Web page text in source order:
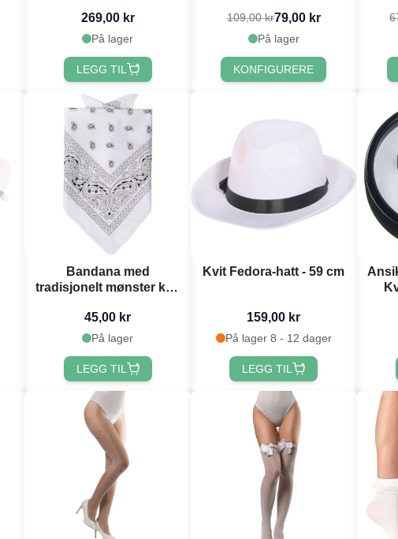
269,00 kr
På lager
LEGG TIL
109,00 kr79,00 kr
På lager
KONFIGURERE
Bandana med
tradisjonelt mønster kvit
45,00 kr
På lager
LEGG TIL
Kvit Fedora-hatt - 59 cm
159,00 kr
På lager 8 - 12 dager
LEGG TIL